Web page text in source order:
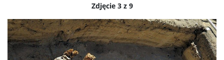
Zdjęcie 3 z 9